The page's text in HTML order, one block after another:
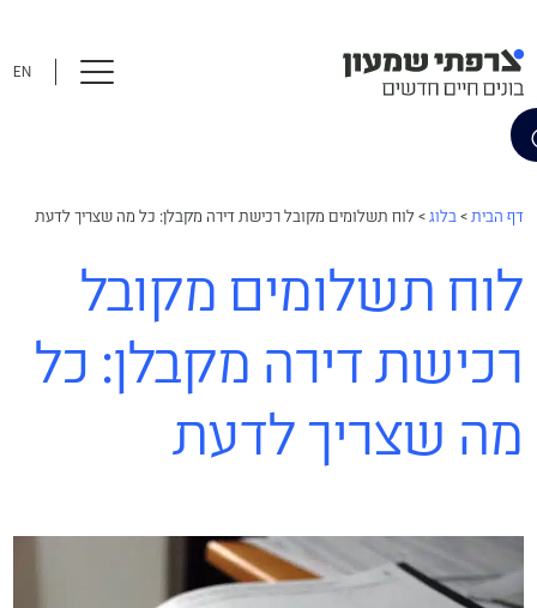
EN
דף הבית > בלוג >לוח תשלומים מקובל רכישת דירה מקבלן: כל מה שצריך לדעת
לוח תשלומים מקובל
רכישת דירה מקבלן: כל
מה שצריך לדעת